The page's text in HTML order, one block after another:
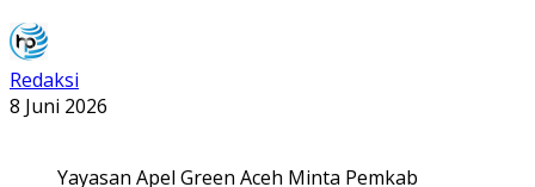
Redaksi
8 Juni 2026
Yayasan Apel Green Aceh Minta Pemkab